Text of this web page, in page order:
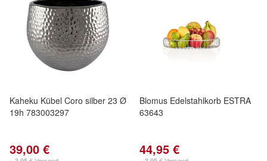
Kaheku Kübel Coro silber 23 Ø
19h 783003297
39,00 €
Blomus Edelstahlkorb ESTRA
63643
44,95 €